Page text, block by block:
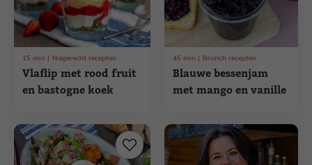
Vlaflip met rood fruit
en bastogne koek
15 min Nagerecht recepten
Blauwe bessenjam
met mango en vanille
45 min Brunch recepten